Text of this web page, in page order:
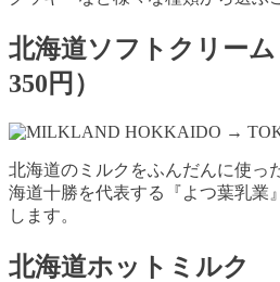
北海道ソフトクリー
350円）
北海道のミルクをふんだんに使っ
海道十勝を代表する『よつ葉乳業
します。
北海道ホットミルク